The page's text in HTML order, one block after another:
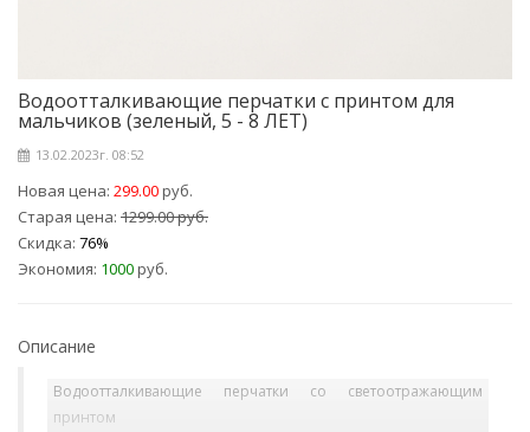
Водоотталкивающие перчатки с принтом для
мальчиков (зеленый, 5 - 8 ЛЕТ)
13.02.2023г. 08:52
Новая цена: 299.00руб.
Старая цена: 1299.00 руб.
Скидка: 76%
Экономия: 1000руб.
Описание
Водоотталкивающие перчатки со светоотражающим
принтом